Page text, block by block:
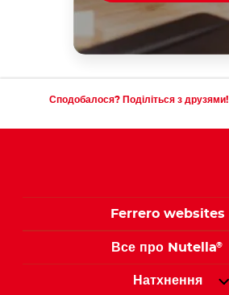
Сподобалося? Поділіться з друзями!
Ferrero websites
Все про Nutella®
Натхнення